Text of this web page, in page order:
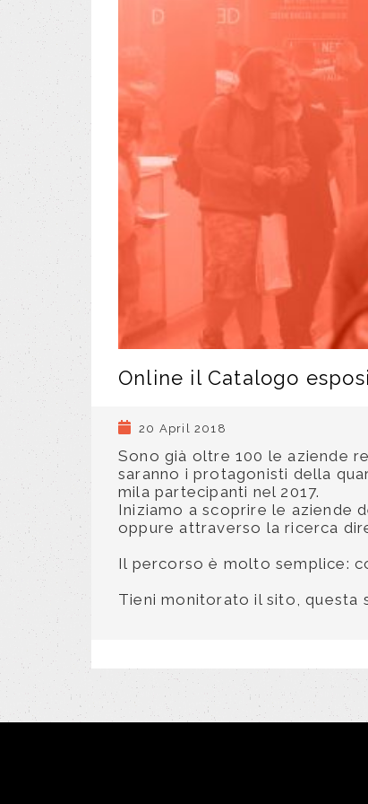
Online il Catalogo
20 April 2018
Sono già oltre 100 le aziende
saranno i protagonisti della
mila partecipanti nel 2017.
Iniziamo a scoprire le aziende
oppure attraverso la ricerca
Il percorso è molto semplice:
Tieni monitorato il sito, questa